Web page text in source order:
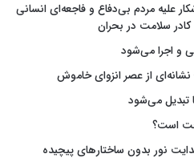
علیه مردم بی‌دفاع و فاجعه‌ای انسانی
سلامت در بحران
و اجرا می‌شود
از عصر انزوای خاموش
تبدیل می‌شود
است؟
نور بدون ساختارهای پیچیده